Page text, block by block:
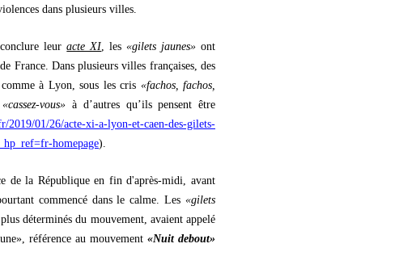
dans plusieurs villes.
leuracte XI, les«gilets jaunes» ont
France. Dans plusieurs villes françaises, des
à Lyon, sous les cris «fachos, fachos,
«cassez-vous» à d’autres qu’ils pensent être
2019/01/26/acte-xi-a-lyon-et-caen-des-gilets-
homepage).
de la République en fin d'après-midi, avant
commencé dans le calme. Les «gilets
déterminés du mouvement, avaient appelé
référence au mouvement «Nuit debout»